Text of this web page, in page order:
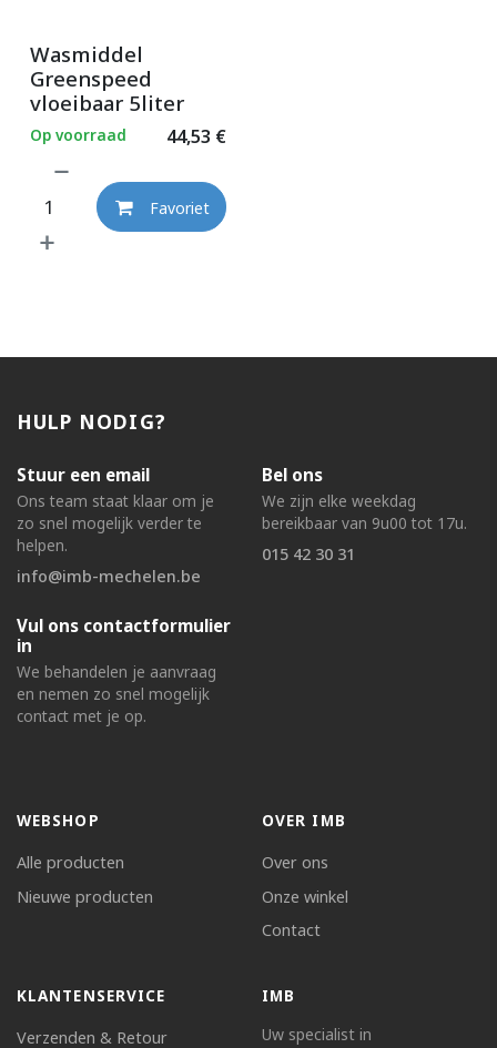
Wasmiddel
Greenspeed
vloeibaar 5liter
44,53 €
Op voorraad
Favoriet
HULP NODIG?
Stuur een email
Ons team staat klaar om je
zo snel mogelijk verder te
helpen.
info@imb-mechelen.be
Bel ons
We zijn elke weekdag
bereikbaar van 9u00 tot 17u.
015 42 30 31
Vul ons contactformulier
in
We behandelen je aanvraag
en nemen zo snel mogelijk
contact met je op.
WEBSHOP
Alle producten
Nieuwe producten
OVER IMB
Over ons
Onze winkel
Contact
KLANTENSERVICE
Verzenden & Retour
IMB
Uw specialist in